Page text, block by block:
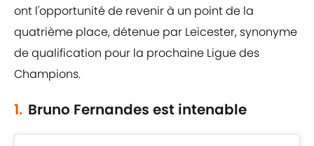
ont l'opportunité de revenir à un point de la
quatrième place, détenue par Leicester, synonyme
de qualification pour la prochaine Ligue des
Champions.
1. Bruno Fernandes est intenable